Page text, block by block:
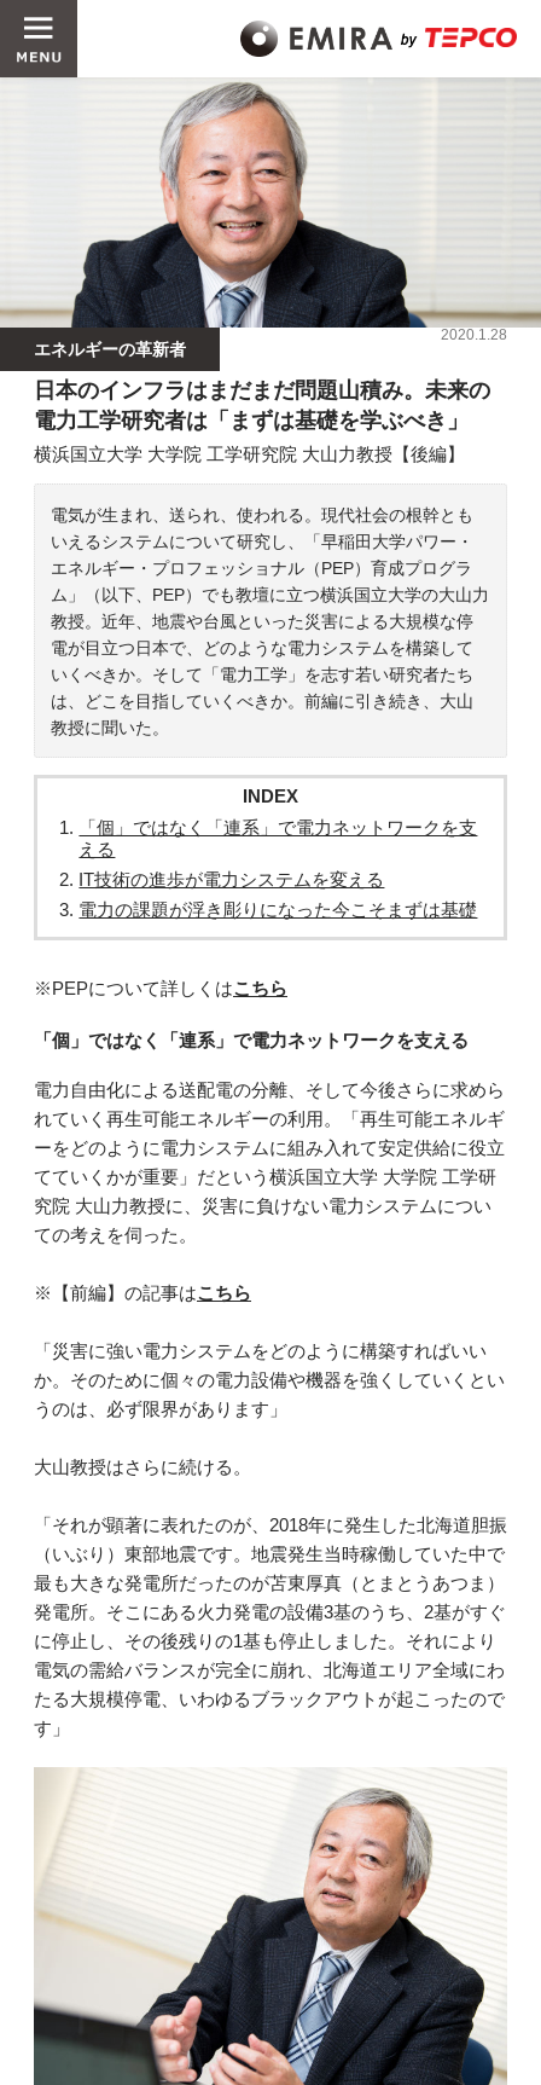
エネルギーの革新者
2020.1.28
日本のインフラはまだまだ問題山積み。未来の
電力工学研究者は「まずは基礎を学ぶべき」
横浜国立大学 大学院 工学研究院 大山力教授【後編】
電気が生まれ、送られ、使われる。現代社会の根幹とも
いえるシステムについて研究し、「早稲田大学パワー・
エネルギー・プロフェッショナル（PEP）育成プログラ
ム」（以下、PEP）でも教壇に立つ横浜国立大学の大山力
教授。近年、地震や台風といった災害による大規模な停
電が目立つ日本で、どのような電力システムを構築して
いくべきか。そして「電力工学」を志す若い研究者たち
は、どこを目指していくべきか。前編に引き続き、大山
教授に聞いた。
INDEX
「個」ではなく「連系」で電力ネットワークを支
える
IT技術の進歩が電力システムを変える
電力の課題が浮き彫りになった今こそまずは基礎
※PEPについて詳しくはこちら
「個」ではなく「連系」で電力ネットワークを支える
電力自由化による送配電の分離、そして今後さらに求めら
れていく再生可能エネルギーの利用。「再生可能エネルギ
ーをどのように電力システムに組み入れて安定供給に役立
てていくかが重要」だという横浜国立大学 大学院 工学研
究院 大山力教授に、災害に負けない電力システムについ
ての考えを伺った。
※【前編】の記事はこちら
「災害に強い電力システムをどのように構築すればいい
か。そのために個々の電力設備や機器を強くしていくとい
うのは、必ず限界があります」
大山教授はさらに続ける。
「それが顕著に表れたのが、2018年に発生した北海道胆振
（いぶり）東部地震です。地震発生当時稼働していた中で
最も大きな発電所だったのが苫東厚真（とまとうあつま）
発電所。そこにある火力発電の設備3基のうち、2基がすぐ
に停止し、その後残りの1基も停止しました。それにより
電気の需給バランスが完全に崩れ、北海道エリア全域にわ
たる大規模停電、いわゆるブラックアウトが起こったので
す」